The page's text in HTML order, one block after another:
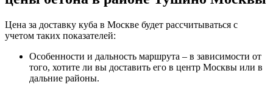
Цена за доставку куба в Москве будет рассчитываться с
учетом таких показателей:
Особенности и дальность маршрута – в зависимости от
того, хотите ли вы доставить его в центр Москвы или в
дальние районы.